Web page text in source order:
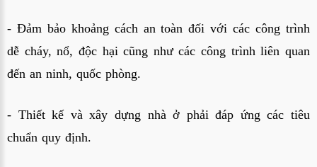
- Đảm bảo khoảng cách an toàn đối với các công trình
dễ cháy, nổ, độc hại cũng như các công trình liên quan
đến an ninh, quốc phòng.
- Thiết kế và xây dựng nhà ở phải đáp ứng các tiêu
chuẩn quy định.